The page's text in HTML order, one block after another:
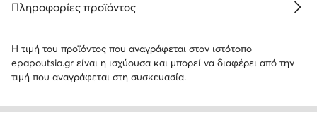
Πληροφορίες προϊόντος
Η τιμή του προϊόντος που αναγράφεται στον ιστότοπο
epapoutsia.gr είναι η ισχύουσα και μπορεί να διαφέρει από την
τιμή που αναγράφεται στη συσκευασία.